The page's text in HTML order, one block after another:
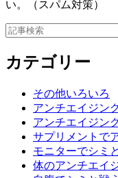
い。（スパム対策）
カテゴリー
その他いろいろ
アンチエイジン
アンチエイジン
サプリメントで
モニターでシミ
体のアンチエイ